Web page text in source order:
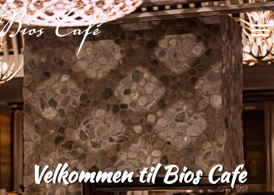
Velkommen til Bios Cafe